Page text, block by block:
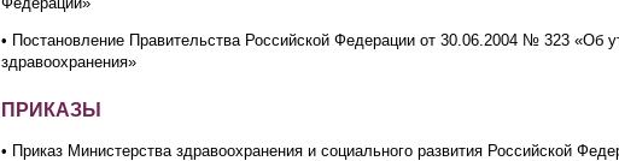
• Постановление Правительства Российской Федерации от 30.06.2004 № 323
здравоохранения»
ПРИКАЗЫ
• Приказ Министерства здравоохранения и социального развития Российской